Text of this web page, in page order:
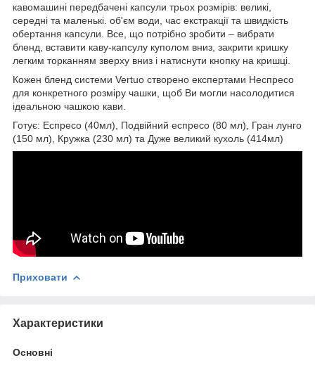
кавомашині передбачені капсули трьох розмірів: великі,
середні та маленькі. об'єм води, час екстракції та швидкість
обертання капсули. Все, що потрібно зробити – вибрати
бленд, вставити каву-капсулу куполом вниз, закрити кришку
легким торканням зверху вниз і натиснути кнопку на кришці.
Кожен бленд системи Vertuo створено експертами Неспресо
для конкретного розміру чашки, щоб Ви могли насолодитися
ідеальною чашкою кави.
Готує: Еспресо (40мл), Подвійний еспресо (80 мл), Гран лунго
(150 мл), Кружка (230 мл) та Дуже великий кухоль (414мл)
Приховати
Характеристики
Основні